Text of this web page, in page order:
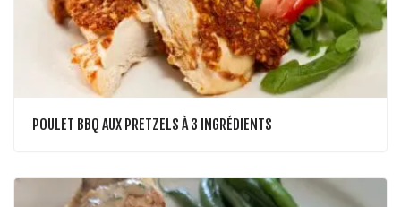
POULET BBQ AUX PRETZELS À 3 INGRÉDIENTS